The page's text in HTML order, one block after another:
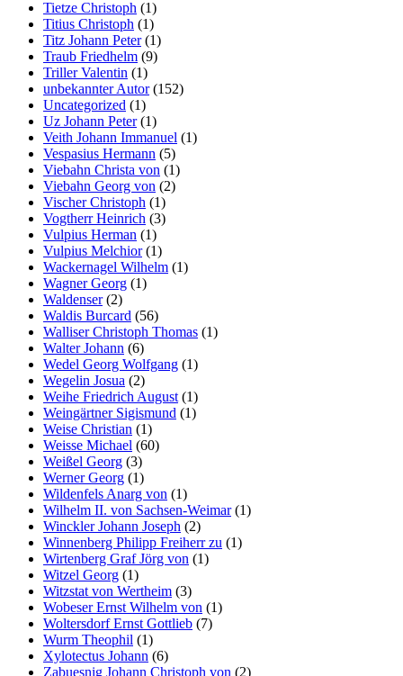
Tietze Christoph (1)
Titius Christoph (1)
Titz Johann Peter(1)
Traub Friedhelm (9)
Triller Valentin (1)
unbekannter Autor(152)
Uncategorized (1)
Uz Johann Peter(1)
Veith Johann Immanuel (1)
Vespasius Hermann (5)
Viebahn Christa von (1)
Viebahn Georg von (2)
Vischer Christoph (1)
Vogtherr Heinrich (3)
Vulpius Herman (1)
Vulpius Melchior(1)
Wackernagel Wilhelm (1)
Wagner Georg (1)
Waldenser(2)
Waldis Burcard (56)
Walliser Christoph Thomas (1)
Walter Johann (6)
Wedel Georg Wolfgang (1)
Wegelin Josua (2)
Weihe Friedrich August (1)
Weingärtner Sigismund (1)
Weise Christian (1)
Weisse Michael (60)
Weißel Georg (3)
Werner Georg (1)
Wildenfels Anarg von (1)
Wilhelm II. von Sachsen-Weimar(1)
Winckler Johann Joseph (2)
Winnenberg Philipp Freiherr zu (1)
Wirtenberg Graf Jörg von (1)
Witzel Georg (1)
Witzstat von Wertheim (3)
Wobeser Ernst Wilhelm von (1)
Woltersdorf Ernst Gottlieb (7)
Wurm Theophil (1)
Xylotectus Johann (6)
Zabuesnig Johann Christoph von (2)